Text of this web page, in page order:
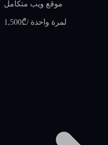
موقع ويب متكامل
1,500₾ / لمرة واحدة